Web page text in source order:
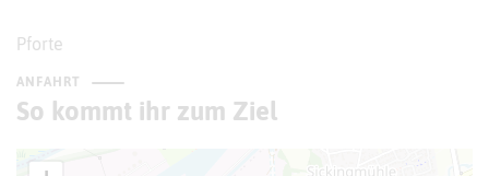
Pforte
ANFAHRT
So kommt ihr zum Ziel